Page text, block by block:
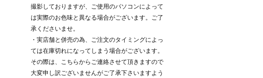
撮影しておりますが、ご使用のパソコンによって
は実際のお色味と異なる場合がございます。ご了
承くださいませ。
・実店舗と併売の為、ご注文のタイミングによっ
ては在庫切れになってしまう場合がございます。
その際は、こちらからご連絡させて頂きますので
大変申し訳ございませんがご了承下さいますよう